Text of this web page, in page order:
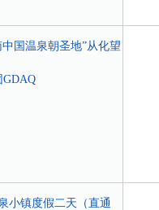
国温泉朝圣地”从化望
小镇度假二天（直通